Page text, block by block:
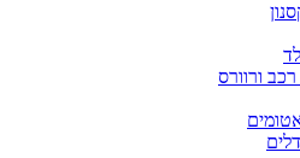
רכב ורוורס